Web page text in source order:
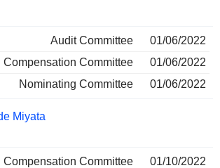
Audit Committee
01/06/2022
Compensation Committee
01/06/2022
Nominating Committee
01/06/2022
Miyata
Compensation Committee
01/10/2022